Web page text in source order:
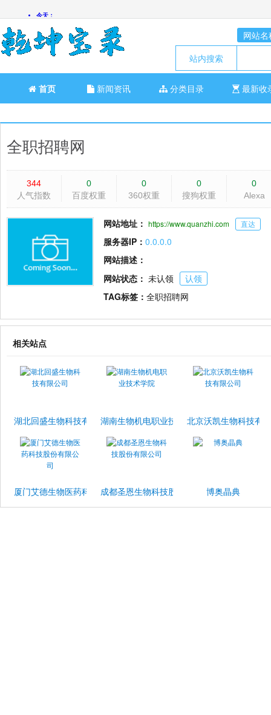
网站名
站内搜索
首页 新闻资讯 分类目录 最新收
全职招聘网
344
人气指数
0
百度权重
0
360权重
0
搜狗权重
0
Alexa
网站地址： https://www.quanzhi.com 直达
服务器IP： 0.0.0.0
网站描述：
网站状态： 未认领
认领
TAG标签： 全职招聘网
相关站点
湖北回盛生物科技有限公司湖南生物机电职业技术学院北京沃凯生物科技有
厦门艾德生物医药科技股份有限公司成都圣恩生物科技股份有限公司博奥晶典